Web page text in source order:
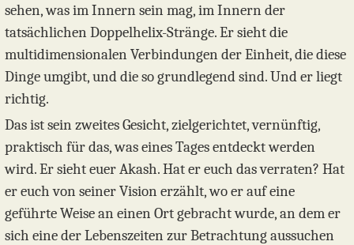
sehen, was im Innern sein mag, im Innern der
tatsächlichen Doppelhelix-Stränge. Er sieht die
multidimensionalen Verbindungen der Einheit, die diese
Dinge umgibt, und die so grundlegend sind. Und er liegt
richtig.
Das ist sein zweites Gesicht, zielgerichtet, vernünftig,
praktisch für das, was eines Tages entdeckt werden
wird. Er sieht euer Akash. Hat er euch das verraten? Hat
er euch von seiner Vision erzählt, wo er auf eine
geführte Weise an einen Ort gebracht wurde, an dem er
sich eine der Lebenszeiten zur Betrachtung aussuchen